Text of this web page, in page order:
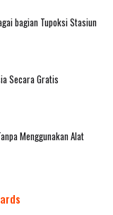
bagian Tupoksi Stasiun
Secara Gratis
Menggunakan Alat